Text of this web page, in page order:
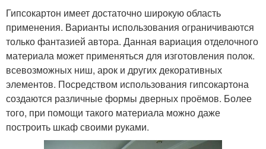
Гипсокартон имеет достаточно широкую область
применения. Варианты использования ограничиваются
только фантазией автора. Данная вариация отделочного
материала может применяться для изготовления полок.
всевозможных ниш, арок и других декоративных
элементов. Посредством использования гипсокартона
создаются различные формы дверных проёмов. Более
того, при помощи такого материала можно даже
построить шкаф своими руками.